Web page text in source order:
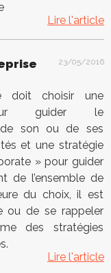
Lire l'article
23/05/2016
doit choisir une
guider le
de son ou de ses
et une stratégie
» pour guider
de l’ensemble de
du choix, il est
ou de se rappeler
des stratégies
Lire l'article